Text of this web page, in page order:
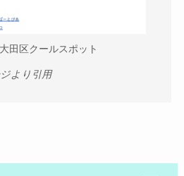
田区クールスポット
より引用